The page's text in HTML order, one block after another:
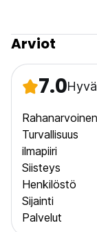
Aamiainen ei
Vastaanotto klo
Ei
Arviot
7.0Hyvä
Rahanarvoinen
Turvallisuus
ilmapiiri
Siisteys
Henkilöstö
Sijainti
Palvelut